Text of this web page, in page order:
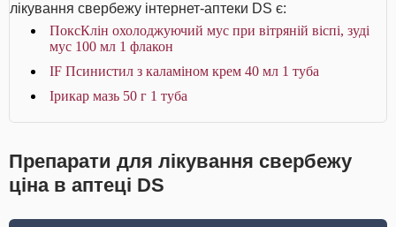
лікування свербежу інтернет-аптеки DS є:
ПоксКлін охолоджуючий мус при вітряній віспі, зуді
мус 100 мл 1 флакон
IF Псинистил з каламіном крем 40 мл 1 туба
Ірикар мазь 50 г 1 туба
Препарати для лікування свербежу
ціна в аптеці DS